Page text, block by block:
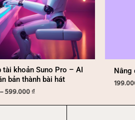
tài khoản Suno Pro – AI
bản thành bài hát
–599.000₫
Nâng